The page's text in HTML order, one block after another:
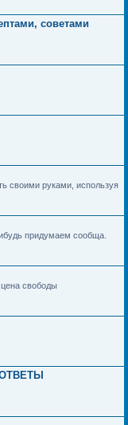
советами
своими руками, используя
придумаем сообща.
цена свободы